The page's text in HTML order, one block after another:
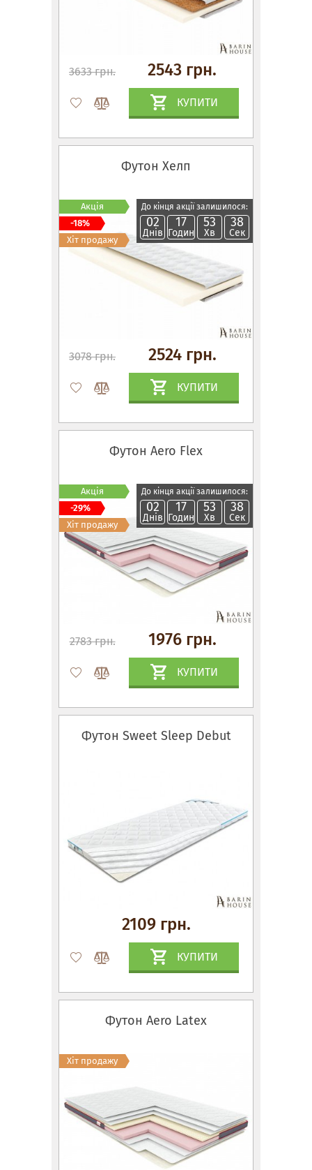
3633 грн. 2543 грн.
КУПИТИ
Футон Хелп
До кінця акції залишилося:
02
Днів
17
Годин
53
Хв
37
Сек
3078 грн. 2524 грн.
КУПИТИ
Акція
-18%
Хіт продажу
Футон Aero Flex
До кінця акції залишилося:
02
Днів
17
Годин
53
Хв
37
Сек
2783 грн. 1976 грн.
КУПИТИ
Акція
-29%
Хіт продажу
Футон Sweet Sleep Debut
2109 грн.
КУПИТИ
Футон Aero Latex
Хіт продажу